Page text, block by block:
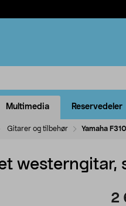
Multimedia Reservedeler
Gitarer og tilbehør Yamaha
westerngitar,
2